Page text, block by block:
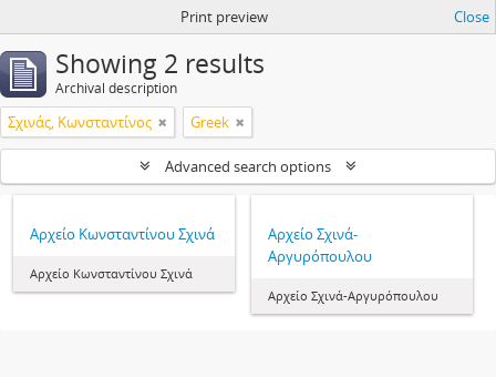
Print preview Close
Showing 2 results
Archival description
Σχινάς, Κωνσταντίνος Greek
Advanced search options
Αρχείο Κωνσταντίνου Σχινά
Αρχείο Κωνσταντίνου Σχινά
Αρχείο Σχινά-
Αργυρόπουλου
Αρχείο Σχινά-Αργυρόπουλου